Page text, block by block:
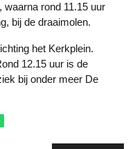
rond 11.15 uur
bij de draaimolen.
12.15 uur is de
bij onder meer De